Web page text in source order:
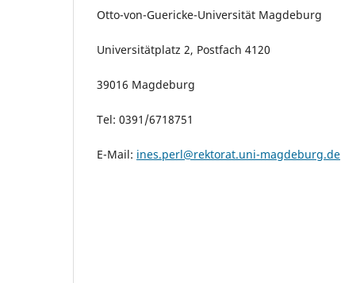
Otto-von-Guericke-Universität Magdeburg
Universitätplatz 2, Postfach 4120
39016 Magdeburg
Tel: 0391/6718751
E-Mail: ines.perl@rektorat.uni-magdeburg.de